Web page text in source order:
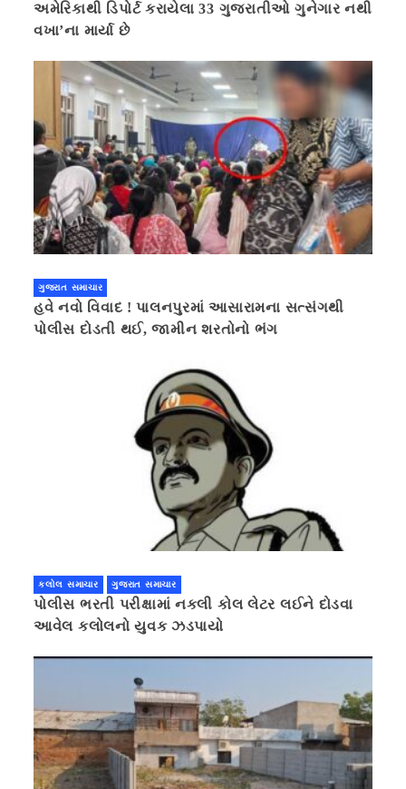
અમેરિકાથી ડિપોર્ટ કરાયેલા 33 ગુજરાતીઓ ગુનેગાર નથી
વખા’ના માર્યા છે
ગુજરાત સમાચાર
હવે નવો વિવાદ ! પાલનપુરમાં આસારામના સત્સંગથી
પોલીસ દોડતી થઈ, જામીન શરતોનો ભંગ
કલોલ સમાચાર ગુજરાત સમાચાર
પોલીસ ભરતી પરીક્ષામાં નકલી કોલ લેટર લઈને દોડવા
આવેલ કલોલનો યુવક ઝડપાયો